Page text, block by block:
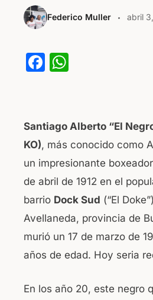
Federico Muller abril
F
e
b
o
o
k
s
A
p
p
Santiago Alberto “El
KO), más conocido como
un impresionante
de abril de 1912 en el
barrio Dock Sud (“El
Avellaneda, provincia de
murió un 17 de marzo de
años de edad. Hoy seria
En los año 20, este negro